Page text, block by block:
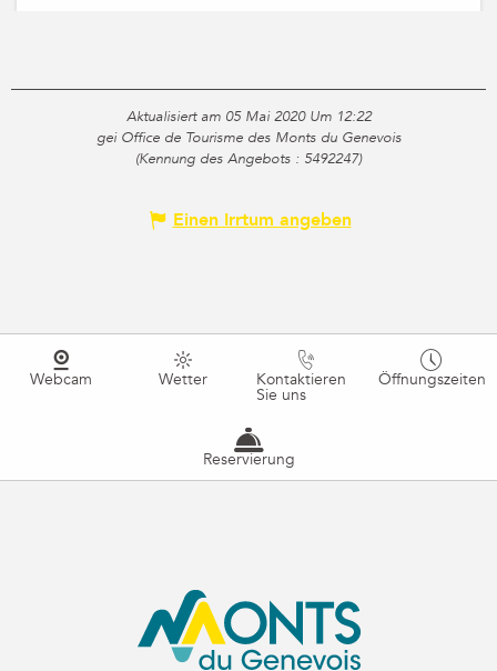
Aktualisiert am 05 Mai 2020 Um 12:22
gei Office de Tourisme des Monts du Genevois
(Kennung des Angebots : 5492247)
Einen Irrtum angeben
Webcam Wetter Kontaktieren
Sie uns
Öffnungszeiten
Reservierung